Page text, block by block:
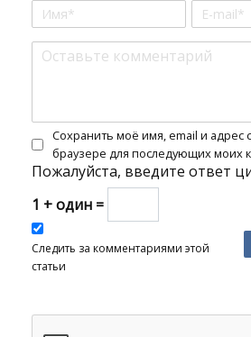
Сохранить моё имя, email и адрес
браузере для последующих моих
Пожалуйста, введите ответ
1 + один =
Следить за комментариями этой
статьи